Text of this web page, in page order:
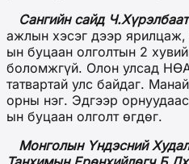
Сангийн сайд
ажлын хэсэг дээр
ын буцаан олголтын 2
боломжгүй. Олон улсад
татвартай улс байдаг.
орны нэг. Эдгээр
ын буцаан олголт өгдөг.
Монголын Үндэсний